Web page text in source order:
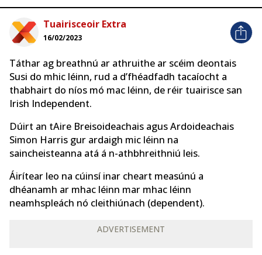
Tuairisceoir Extra
16/02/2023
Táthar ag breathnú ar athruithe ar scéim deontais
Susi do mhic léinn, rud a d’fhéadfadh tacaíocht a
thabhairt do níos mó mac léinn, de réir tuairisce san
Irish Independent.
Dúirt an tAire Breisoideachais agus Ardoideachais
Simon Harris gur ardaigh mic léinn na
saincheisteanna atá á n-athbhreithniú leis.
Áirítear leo na cúinsí inar cheart measúnú a
dhéanamh ar mhac léinn mar mhac léinn
neamhspleách nó cleithiúnach (dependent).
ADVERTISEMENT